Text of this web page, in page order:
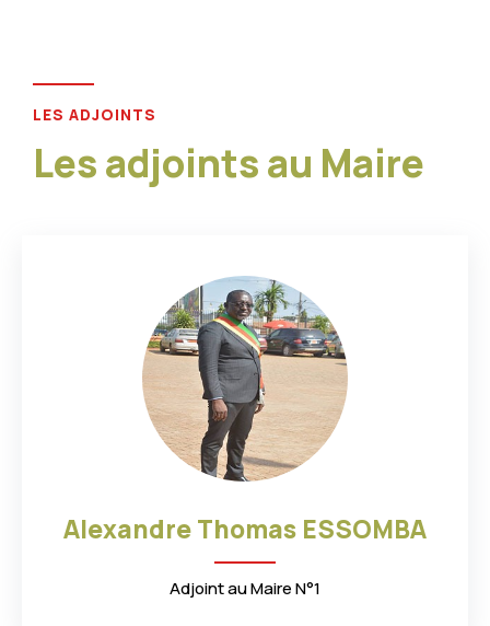
LES ADJOINTS
Les adjoints au Maire
Alexandre Thomas ESSOMBA
Adjoint au Maire N°1
2
4
6
8
1
3
9
6
9
6
3
0
7
3
6
6
7
7
7
8